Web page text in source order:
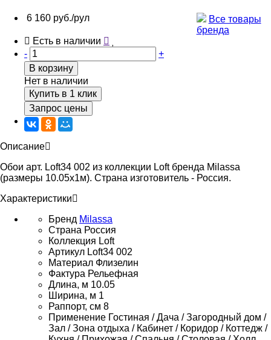
6 160 руб./рул
Все товары
бренда
Есть в наличии
-
+
В корзину
Нет в наличии
Купить в 1 клик
Запрос цены
Описание
Обои арт. Loft34 002 из коллекции Loft бренда Milassa
(размеры 10.05х1м). Страна изготовитель - Россия.
Характеристики
Бренд Milassa
Страна Россия
Коллекция Loft
Артикул Loft34 002
Материал Флизелин
Фактура Рельефная
Длина, м 10.05
Ширина, м 1
Раппорт, см 8
Применение Гостиная / Дача / Загородный дом /
Зал / Зона отдыха / Кабинет / Коридор / Коттедж /